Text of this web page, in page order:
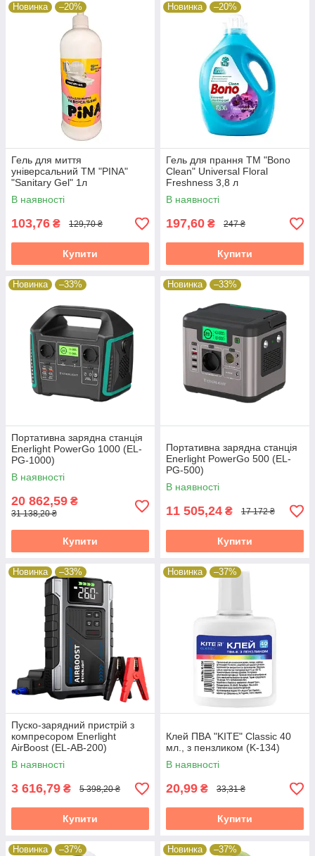
Новинка –20%
Гель для миття
універсальний ТМ "PINA"
"Sanitary Gel" 1л
В наявності
103,76 ₴ 129,70 ₴
Купити
Новинка –20%
Гель для прання ТМ "Bono
Clean" Universal Floral
Freshness 3,8 л
В наявності
197,60 ₴ 247 ₴
Купити
Новинка –33%
Портативна зарядна станція
Enerlight PowerGo 1000 (EL-
PG-1000)
В наявності
20 862,59 ₴
31 138,20 ₴
Купити
Новинка –33%
Портативна зарядна станція
Enerlight PowerGo 500 (EL-
PG-500)
В наявності
11 505,24 ₴ 17 172 ₴
Купити
Новинка –33%
Пуско-зарядний пристрій з
компресором Enerlight
AirBoost (EL-AB-200)
В наявності
3 616,79 ₴ 5 398,20 ₴
Купити
Новинка –37%
Клей ПВА "KITE" Classic 40
мл., з пензликом (K-134)
В наявності
20,99 ₴ 33,31 ₴
Купити
Новинка –37% Новинка –37%